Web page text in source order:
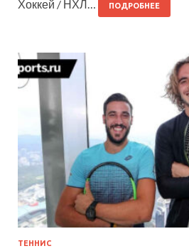
Хоккей / НХЛ… ПОДРОБНЕЕ
ТЕННИС